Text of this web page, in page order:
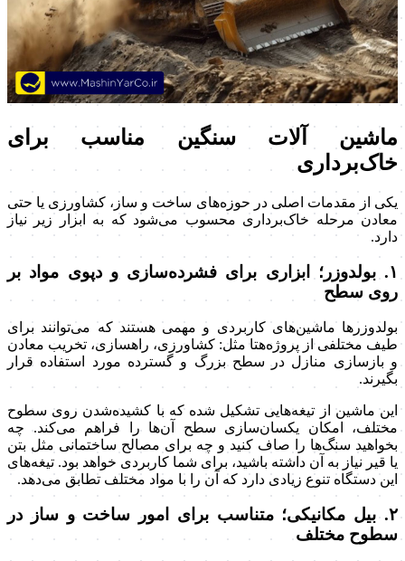
ماشین آلات سنگین مناسب برای
خاک‌برداری
یکی از مقدمات اصلی در حوزه‌های ساخت و ساز، کشاورزی یا حتی
معادن مرحله خاک‌برداری محسوب می‌شود که به ابزار زیر نیاز
دارد.
۱. بولدوزر؛ ابزاری برای فشرده‌سازی و دپوی مواد بر
روی سطح
بولدوزرها ماشین‌های کاربردی و مهمی هستند که می‌توانند برای
طیف مختلفی از پروژه‌هتا مثل: کشاورزی، راهسازی، تخریب معادن
و بازسازی منازل در سطح بزرگ و گسترده مورد استفاده قرار
بگیرند.
این ماشین از تیغه‌هایی تشکیل شده که با کشیده‌شدن روی سطوح
مختلف، امکان یکسان‌سازی سطح آن‌ها را فراهم می‌کند. چه
بخواهید سنگ‌ها را صاف کنید و چه برای مصالح ساختمانی مثل بتن
یا قیر نیاز به آن داشته باشید، برای شما کاربردی خواهد بود. تیغه‌های
این دستگاه تنوع زیادی دارد که آن را با مواد مختلف تطابق می‌دهد.
۲. بیل مکانیکی؛ متناسب برای امور ساخت و ساز در
سطوح مختلف